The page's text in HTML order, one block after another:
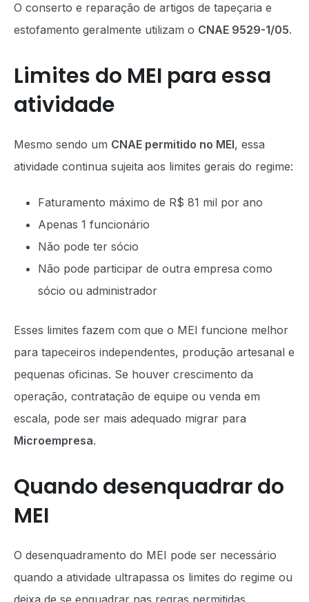
O conserto e reparação de artigos de tapeçaria e
estofamento geralmente utilizam o CNAE 9529-1/05.
Limites do MEI para essa
atividade
Mesmo sendo um CNAE permitido no MEI, essa
atividade continua sujeita aos limites gerais do regime:
Faturamento máximo de R$ 81 mil por ano
Apenas 1 funcionário
Não pode ter sócio
Não pode participar de outra empresa como
sócio ou administrador
Esses limites fazem com que o MEI funcione melhor
para tapeceiros independentes, produção artesanal e
pequenas oficinas. Se houver crescimento da
operação, contratação de equipe ou venda em
escala, pode ser mais adequado migrar para
Microempresa.
Quando desenquadrar do
MEI
O desenquadramento do MEI pode ser necessário
quando a atividade ultrapassa os limites do regime ou
deixa de se enquadrar nas regras permitidas.